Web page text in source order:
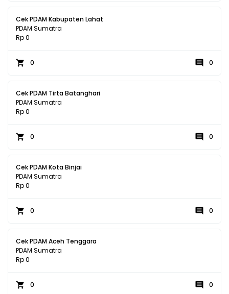
Cek PDAM Kabupaten Lahat
PDAM Sumatra
Rp 0
0 0
Cek PDAM Tirta Batanghari
PDAM Sumatra
Rp 0
0 0
Cek PDAM Kota Binjai
PDAM Sumatra
Rp 0
0 0
Cek PDAM Aceh Tenggara
PDAM Sumatra
Rp 0
0 0